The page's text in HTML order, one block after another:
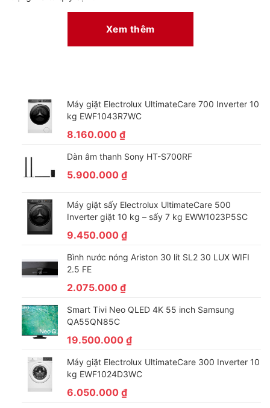
Khi bảo quản nhiều thực phẩm trong tủ, nên chia nhỏ thực
phẩm ra và xếp vào tủ sao cho giữa chúng có khoảng trống để
Xem thêm
Máy giặt Electrolux UltimateCare 700 Inverter 10
kg EWF1043R7WC
8.160.000 ₫
Dàn âm thanh Sony HT-S700RF
5.900.000 ₫
Máy giặt sấy Electrolux UltimateCare 500
Inverter giặt 10 kg – sấy 7 kg EWW1023P5SC
9.450.000 ₫
Bình nước nóng Ariston 30 lít SL2 30 LUX WIFI
2.5 FE
2.075.000 ₫
Smart Tivi Neo QLED 4K 55 inch Samsung
QA55QN85C
19.500.000 ₫
Máy giặt Electrolux UltimateCare 300 Inverter 10
kg EWF1024D3WC
6.050.000 ₫